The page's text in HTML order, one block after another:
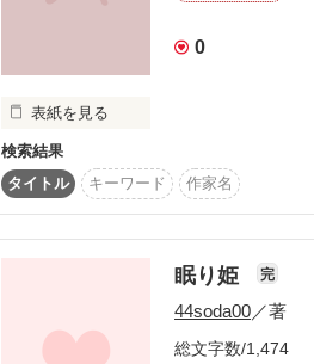
0
表紙を見る
第二弾！
またもホラーです。
そしてタイトルも似ていますね;
検索結果
タイトル
キーワード 作家名
眠り姫 完
44soda00／著
総文字数/1,474